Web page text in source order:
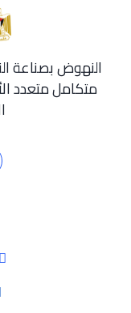
النهوض بصناعة
متكامل متعدد